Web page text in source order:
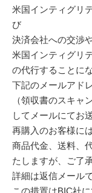
米国インティグリ
び
決済会社への交渉
米国インティグリ
の代行することに
下記のメールアド
（領収書のスキャ
してメールにてお
再購入のお客様に
商品代金、送料、
たしますが、ご了
詳細は返信メール
この措置はBIC社